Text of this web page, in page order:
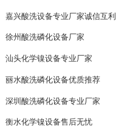
嘉兴酸洗设备专业厂家诚信互利
徐州酸洗磷化设备厂家
汕头化学镍设备专业厂家
丽水酸洗磷化设备优质推荐
深圳酸洗磷化设备专业厂家
衡水化学镍设备售后无忧